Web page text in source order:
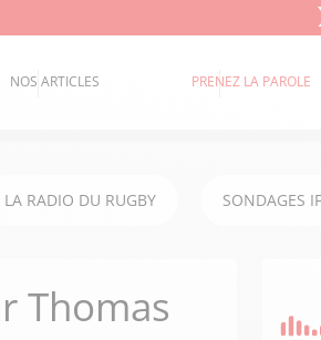
NOS ARTICLES PRENEZ LA PAROLE
LA RADIO DU RUGBY SONDAGES
Thomas